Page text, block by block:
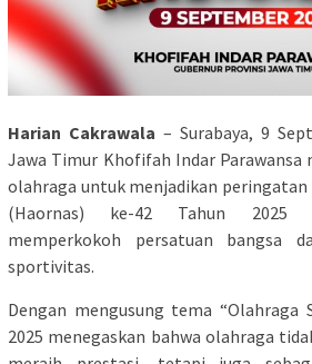
Harian Cakrawala – Surabaya, 9
Jawa Timur Khofifah Indar Parawansa
olahraga untuk menjadikan peringatan
(Haornas) ke-42 Tahun 2025
memperkokoh persatuan bangsa
sportivitas.
Dengan mengusung tema “Olahraga
2025 menegaskan bahwa olahraga